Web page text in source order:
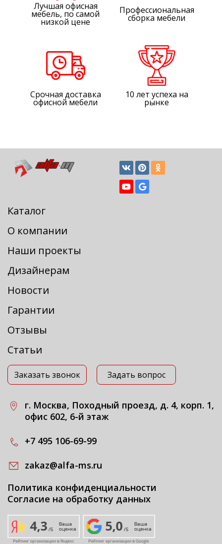
Лучшая офисная
мебель, по самой
низкой цене
Профессиональная
сборка мебели
Срочная доставка
офисной мебели
10 лет успеха на
рынке
Каталог
О компании
Наши проекты
Дизайнерам
Новости
Гарантии
Отзывы
Статьи
Заказать звонок Задать вопрос
г. Москва, Походный проезд, д. 4, корп. 1,
офис 602, 6-й этаж
+7 495 106-69-99
zakaz@alfa-ms.ru
Политика конфиденциальности
Согласие на обработку данных